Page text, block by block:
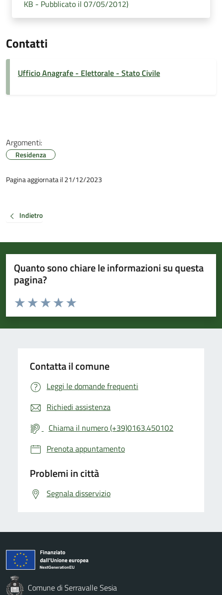
KB - Pubblicato il 07/05/2012)
Contatti
Ufficio Anagrafe - Elettorale - Stato Civile
Argomenti:
Residenza
Pagina aggiornata il 21/12/2023
Indietro
Quanto sono chiare le informazioni su questa
pagina?
Valuta da 1 a 5 stelle la pagina
Valuta 5 stelle su 5
Valuta 4 stelle su 5
Valuta 3 stelle su 5
Valuta 2 stelle su 5
Valuta 1 stelle su 5
Contatta il comune
Leggi le domande frequenti
Richiedi assistenza
Chiama il numero (+39)0163.450102
Prenota appuntamento
Problemi in città
Segnala disservizio
Comune di Serravalle Sesia